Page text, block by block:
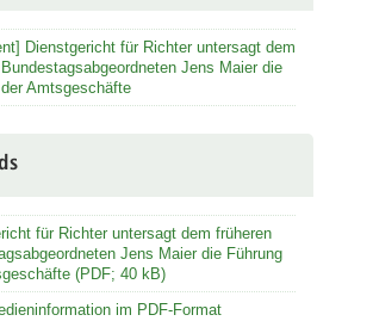
Dienstgericht für Richter untersagt dem
Jens Maier die
Amtsgeschäfte
für Richter untersagt dem früheren
Jens Maier die Führung
(PDF; 40 kB)
im PDF-Format